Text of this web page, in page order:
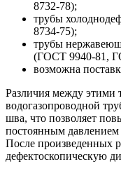
8732-78);
трубы
8734-75);
трубы
(ГОСТ 9940-81,
возможна
Различия между этими
водогазопроводной
шва, что позволяет
постоянным давлением
После произведенных
дефектоскопическую